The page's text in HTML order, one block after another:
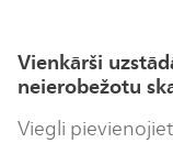
Vienkārši
neierobežotu
Viegli